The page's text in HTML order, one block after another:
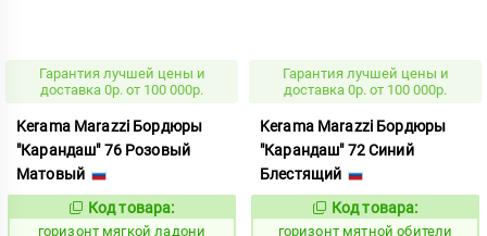
Гарантия лучшей цены и
доставка 0р. от 100 000р.
Kerama Marazzi Бордюры
"Карандаш" 76 Розовый
Матовый
304542
Код товара:
горизонт мягкой ладони
Гарантия лучшей цены и
доставка 0р. от 100 000р.
Kerama Marazzi Бордюры
"Карандаш" 72 Синий
Блестящий
304687
Код товара:
горизонт мятной обители